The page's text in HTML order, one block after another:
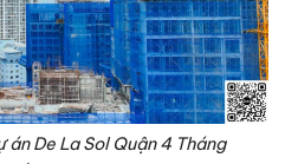
án De La Sol Quận 4 Tháng